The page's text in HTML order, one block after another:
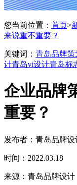
您当前位置： 首页>
来说重不重要？
关键词： 青岛品牌策
计青岛vi设计青岛标
企业品牌
重要？
发布者：青岛品牌设
时间：2022.03.18
来源：青岛品牌设计